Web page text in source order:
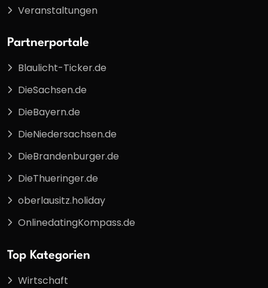
Veranstaltungen
Partnerportale
Blaulicht-Ticker.de
DieSachsen.de
DieBayern.de
DieNiedersachsen.de
DieBrandenburger.de
DieThueringer.de
oberlausitz.holiday
OnlinedatingKompass.de
Top Kategorien
Wirtschaft